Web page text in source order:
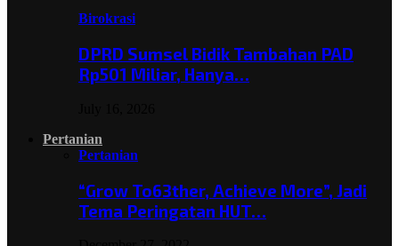
Birokrasi
DPRD Sumsel Bidik Tambahan PAD
Rp501 Miliar, Hanya…
Pertanian
Pertanian
“Grow To63ther, Achieve More”, Jadi
Tema Peringatan HUT…